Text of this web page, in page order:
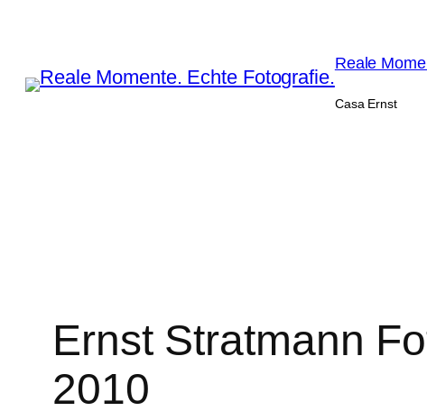
springen
Reale
Casa Ernst
Ernst Stratmann
2010